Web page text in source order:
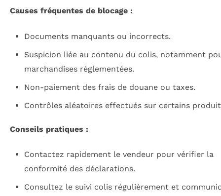
Causes fréquentes de blocage :
Documents manquants ou incorrects.
Suspicion liée au contenu du colis, notamment
marchandises réglementées.
Non-paiement des frais de douane ou taxes.
Contrôles aléatoires effectués sur certains
Conseils pratiques :
Contactez rapidement le vendeur pour vérifier la
conformité des déclarations.
Consultez le suivi colis régulièrement et